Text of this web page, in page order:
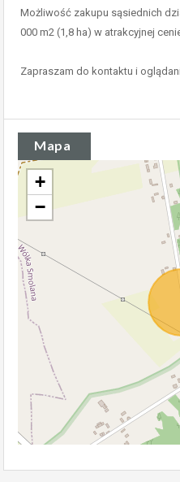
Możliwość zakupu sąsiednich
000 m2 (1,8 ha) w atrakcyjnej
Zapraszam do kontaktu i
Mapa
+
−